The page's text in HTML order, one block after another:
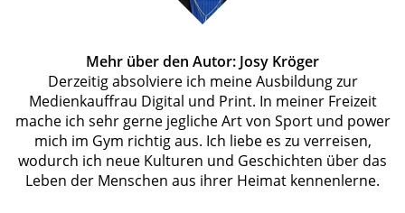
Mehr über den Autor: Josy Kröger
Derzeitig absolviere ich meine Ausbildung zur
Medienkauffrau Digital und Print. In meiner Freizeit
mache ich sehr gerne jegliche Art von Sport und power
mich im Gym richtig aus. Ich liebe es zu verreisen,
wodurch ich neue Kulturen und Geschichten über das
Leben der Menschen aus ihrer Heimat kennenlerne.